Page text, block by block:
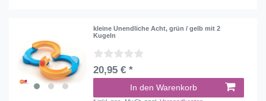
kleine Unendliche Acht, grün / gelb mit 2
Kugeln
20,95 € *
In den Warenkorb